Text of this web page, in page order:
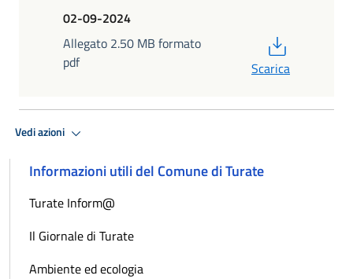
02-09-2024
Allegato 2.50 MB formato
pdf
Scarica
Vedi azioni
Informazioni utili del Comune di Turate
Turate Inform@
Il Giornale di Turate
Ambiente ed ecologia